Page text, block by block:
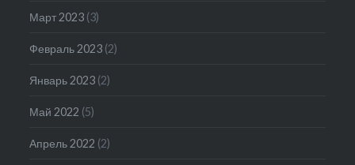
Март 2023 (3)
Февраль 2023 (2)
Январь 2023 (2)
Май 2022 (5)
Апрель 2022 (2)